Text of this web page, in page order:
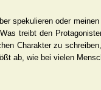
spekulieren oder
treibt den
Charakter zu
ab, wie bei vielen